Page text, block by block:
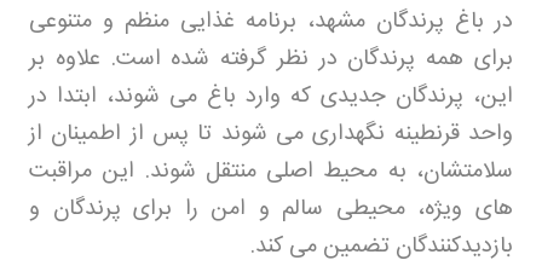
در باغ پرندگان مشهد، برنامه غذایی منظم و متنوعی
برای همه پرندگان در نظر گرفته شده است. علاوه بر
این، پرندگان جدیدی که وارد باغ می شوند، ابتدا در
واحد قرنطینه نگهداری می شوند تا پس از اطمینان از
سلامتشان، به محیط اصلی منتقل شوند. این مراقبت
های ویژه، محیطی سالم و امن را برای پرندگان و
بازدیدکنندگان تضمین می کند.